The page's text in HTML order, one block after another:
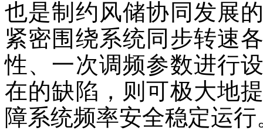
也是制约风储协同发展
紧密围绕系统同步转速
性、一次调频参数进行
在的缺陷，则可极大地
障系统频率安全稳定运行